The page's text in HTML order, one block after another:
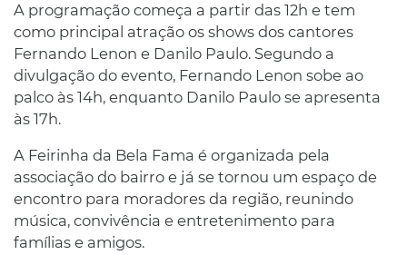
A programação começa a partir das 12h e tem
como principal atração os shows dos cantores
Fernando Lenon e Danilo Paulo. Segundo a
divulgação do evento, Fernando Lenon sobe ao
palco às 14h, enquanto Danilo Paulo se apresenta
às 17h.
A Feirinha da Bela Fama é organizada pela
associação do bairro e já se tornou um espaço de
encontro para moradores da região, reunindo
música, convivência e entretenimento para
famílias e amigos.